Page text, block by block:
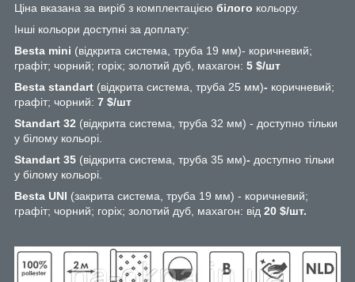
Ціна вказана за виріб з комплектацією білого кольору.
Інші кольори доступні за доплату:
Besta mini (відкрита система, труба 19 мм)- коричневий;
графіт; чорний; горіх; золотий дуб, махагон: 5 $/шт
Besta standart (відкрита система, труба 25 мм)- коричневий;
графіт; чорний: 7 $/шт
Standart 32 (відкрита система, труба 32 мм) - доступно тільки
у білому кольорі.
Standart 35 (відкрита система, труба 35 мм)- доступно тільки
у білому кольорі.
Besta UNI (закрита система, труба 19 мм) - коричневий;
графіт; чорний; горіх; золотий дуб, махагон: від 20 $/шт.